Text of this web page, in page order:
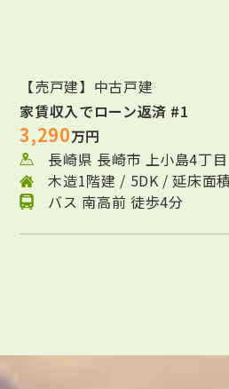
【売戸建】中古戸建
家賃収入でローン返済 #1
3,290万円
長崎県 長崎市 上小島4丁目
木造1階建 / 5DK / 延床面
バス 南高前 徒歩4分